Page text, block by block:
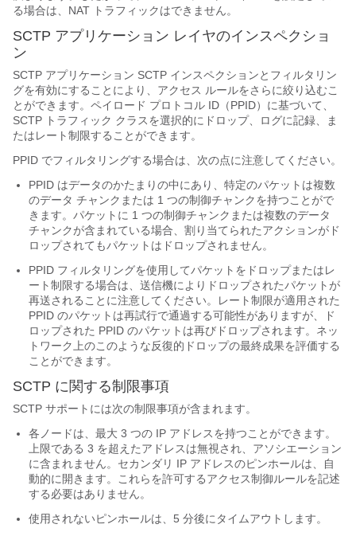
る場合は、NAT トラフィックはできません。
SCTP アプリケーション レイヤのインスペクショ
ン
SCTP アプリケーション SCTP インスペクションとフィルタリン
グを有効にすることにより、アクセス ルールをさらに絞り込むこ
とができます。ペイロード プロトコル ID（PPID）に基づいて、
SCTP トラフィック クラスを選択的にドロップ、ログに記録、ま
たはレート制限することができます。
PPID でフィルタリングする場合は、次の点に注意してください。
PPID はデータのかたまりの中にあり、特定のパケットは複数
のデータ チャンクまたは 1 つの制御チャンクを持つことがで
きます。パケットに 1 つの制御チャンクまたは複数のデータ
チャンクが含まれている場合、割り当てられたアクションがド
ロップされてもパケットはドロップされません。
PPID フィルタリングを使用してパケットをドロップまたはレ
ート制限する場合は、送信機によりドロップされたパケットが
再送されることに注意してください。レート制限が適用された
PPID のパケットは再試行で通過する可能性がありますが、ド
ロップされた PPID のパケットは再びドロップされます。ネッ
トワーク上のこのような反復的ドロップの最終成果を評価する
ことができます。
SCTP に関する制限事項
SCTP サポートには次の制限事項が含まれます。
各ノードは、最大 3 つの IP アドレスを持つことができます。
上限である 3 を超えたアドレスは無視され、アソシエーション
に含まれません。セカンダリ IP アドレスのピンホールは、自
動的に開きます。これらを許可するアクセス制御ルールを記述
する必要はありません。
使用されないピンホールは、5 分後にタイムアウトします。